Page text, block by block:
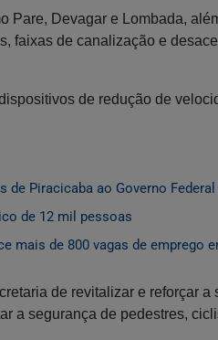
Pare, Devagar e Lombada,
faixas de canalização e
de redução de
Piracicaba ao Governo Federal
de 12 mil pessoas
mais de 800 vagas de emprego
de revitalizar e reforçar
a segurança de pedestres,